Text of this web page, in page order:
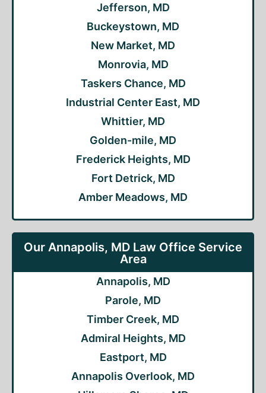
Jefferson, MD
Buckeystown, MD
New Market, MD
Monrovia, MD
Taskers Chance, MD
Industrial Center East, MD
Whittier, MD
Golden-mile, MD
Frederick Heights, MD
Fort Detrick, MD
Amber Meadows, MD
Our Annapolis, MD Law Office Service
Area
Annapolis, MD
Parole, MD
Timber Creek, MD
Admiral Heights, MD
Eastport, MD
Annapolis Overlook, MD